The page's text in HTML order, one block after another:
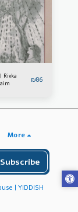
Rivka
₪86
More
Subscribe
| YIDDISH